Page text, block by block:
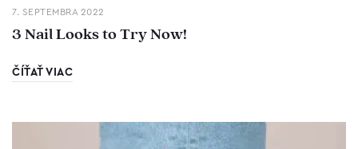
7. SEPTEMBRA 2022
3 Nail Looks to Try Now!
ČÍŤAŤ VIAC